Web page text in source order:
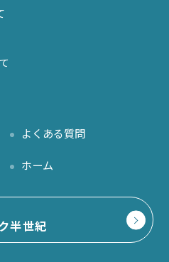
よくある質問
ホーム
半世紀